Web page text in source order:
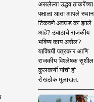
असलेल्या उद्धव ठाकरेंच्या
पक्षाला आता आपले स्थान
टिकवणे अवघड का झाले
आहे? उबाठाचे राजकीय
भविष्य काय असेल?
याविषयी पत्रकार आणि
राजकीय विश्लेषक सुशील
कुलकर्णी यांची ही
रोखठोक मुलाखत..